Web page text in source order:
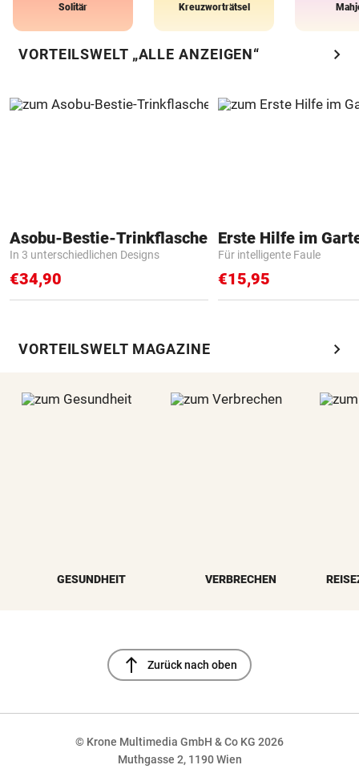
Solitär Kreuzworträtsel
VORTEILSWELT „ALLE ANZEIGEN“ chevron_right
Asobu-Bestie-Trinkflasche
In 3 unterschiedlichen Designs
€34,90
Erste Hilfe im
Für intelligente Faule
€15,95
VORTEILSWELT MAGAZINE chevron_right
GESUNDHEIT VERBRECHEN
north Zurück nach oben
© Krone Multimedia GmbH & Co KG 2026
Muthgasse 2, 1190 Wien